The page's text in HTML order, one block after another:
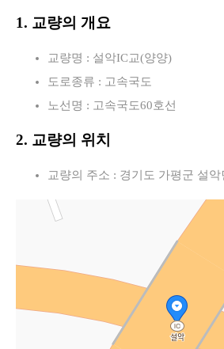
1. 교량의 개요
교량명 : 설악IC교(양양)
도로종류 : 고속국도
노선명 : 고속국도60호선
2. 교량의 위치
교량의 주소 : 경기도 가평군 설악